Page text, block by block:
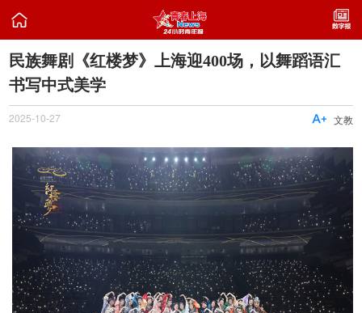

民族舞剧《红楼梦》上海迎400场，以舞蹈语汇
书写中式美学
2025-10-27 文教
